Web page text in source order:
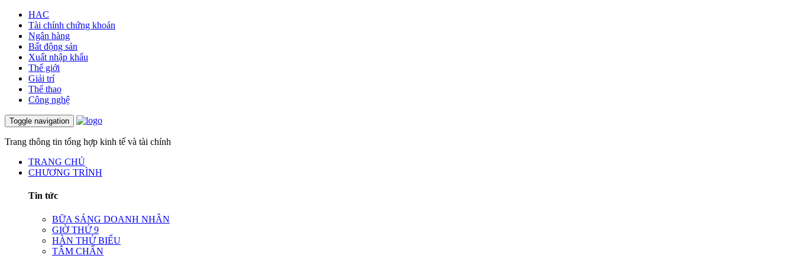
HAC
Tài chính chứng khoán
Ngân hàng
Bất động sản
Xuất nhập khẩu
Thế giới
Giải trí
Thể thao
Công nghệ
Toggle navigation
Trang thông tin tổng hợp kinh tế và tài chính
TRANG CHỦ
CHƯƠNG TRÌNH
Tin tức
BỮA SÁNG DOANH NHÂN
GIỜ THỨ 9
HÀN THỬ BIỂU
TÂM CHẤN